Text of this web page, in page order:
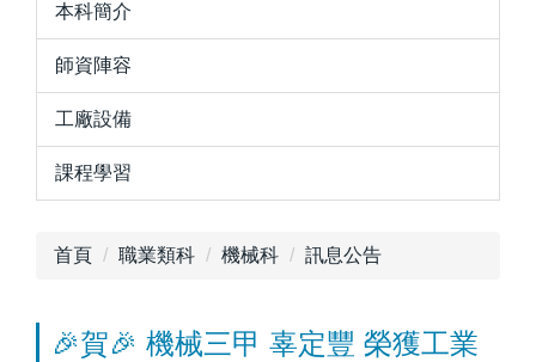
本科簡介
師資陣容
工廠設備
課程學習
首頁 職業類科 機械科 訊息公告
🎉賀🎉 機械三甲 辜定豐 榮獲工業